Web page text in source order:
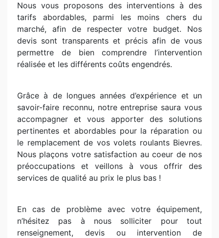
Nous vous proposons des interventions à des
tarifs abordables, parmi les moins chers du
marché, afin de respecter votre budget. Nos
devis sont transparents et précis afin de vous
permettre de bien comprendre l’intervention
réalisée et les différents coûts engendrés.
Grâce à de longues années d’expérience et un
savoir-faire reconnu, notre entreprise saura vous
accompagner et vous apporter des solutions
pertinentes et abordables pour la réparation ou
le remplacement de vos volets roulants Bievres.
Nous plaçons votre satisfaction au coeur de nos
préoccupations et veillons à vous offrir des
services de qualité au prix le plus bas !
En cas de problème avec votre équipement,
n’hésitez pas à nous solliciter pour tout
renseignement, devis ou intervention de